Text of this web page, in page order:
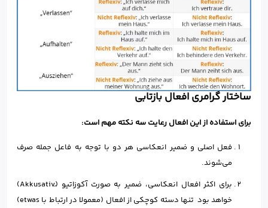
ساختار گرامری افعال بازتابی
برای استفاده از این افعال رعایت سه نکته مهم است:
فعل اصلی و ضمیر انعکاسی هر دو با توجه به فاعل جمله صرف
می‌شوند.
برای اکثر افعال انعکاسی، ضمیر به صورت آکوزاتیو (َAkkusativ)
خواهد بود تنها دسته کوچکی از افعال (معمولا در ارتباط با etwas)